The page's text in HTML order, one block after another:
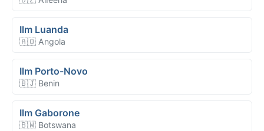
Ilm Luanda
🇦🇴 Angola
Ilm Porto-Novo
🇧🇯 Benin
Ilm Gaborone
🇧🇼 Botswana